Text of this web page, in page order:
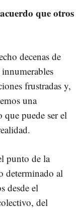
que otros
decenas de
frustradas y,
una
puede ser el
punto de la
determinado al
desde el
del